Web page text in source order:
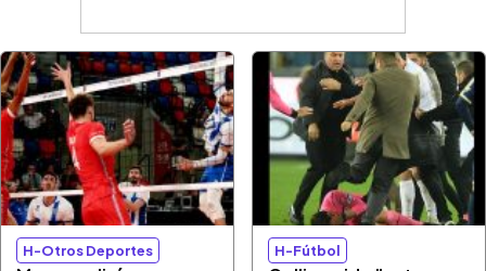
H-Otros Deportes H-Fútbol